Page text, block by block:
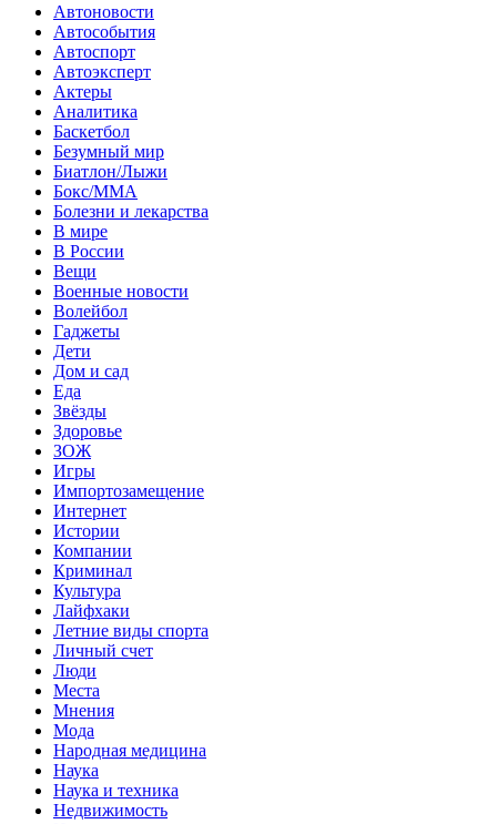
Автоновости
Автособытия
Автоспорт
Автоэксперт
Актеры
Аналитика
Баскетбол
Безумный мир
Биатлон/Лыжи
Бокс/MMA
Болезни и лекарства
В мире
В России
Вещи
Военные новости
Волейбол
Гаджеты
Дети
Дом и сад
Еда
Звёзды
Здоровье
ЗОЖ
Игры
Импортозамещение
Интернет
Истории
Компании
Криминал
Культура
Лайфхаки
Летние виды спорта
Личный счет
Люди
Места
Мнения
Мода
Народная медицина
Наука
Наука и техника
Недвижимость